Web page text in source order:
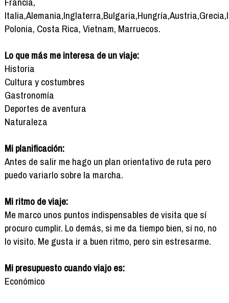
Polonia, Costa Rica, Vietnam, Marruecos.
Lo que más me interesa de un viaje:
Historia
Cultura y costumbres
Gastronomía
Deportes de aventura
Naturaleza
Mi planificación:
Antes de salir me hago un plan orientativo de ruta pero
puedo variarlo sobre la marcha.
Mi ritmo de viaje:
Me marco unos puntos indispensables de visita que sí
procuro cumplir. Lo demás, si me da tiempo bien, si no, no
lo visito. Me gusta ir a buen ritmo, pero sin estresarme.
Mi presupuesto cuando viajo es:
Económico